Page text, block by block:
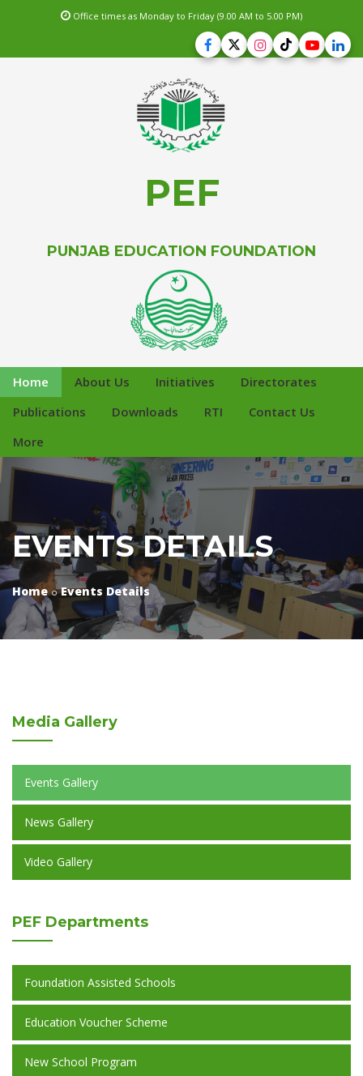
Office times as Monday to Friday (9.00 AM to 5.00 PM)
PEF
PUNJAB EDUCATION FOUNDATION
Home About Us Initiatives
Directorates
Publications
Downloads RTI
Contact Us
More
EVENTS DETAILS
Home Events Details
Media Gallery
Events Gallery
News Gallery
Video Gallery
PEF Departments
Foundation Assisted Schools
Education Voucher Scheme
New School Program